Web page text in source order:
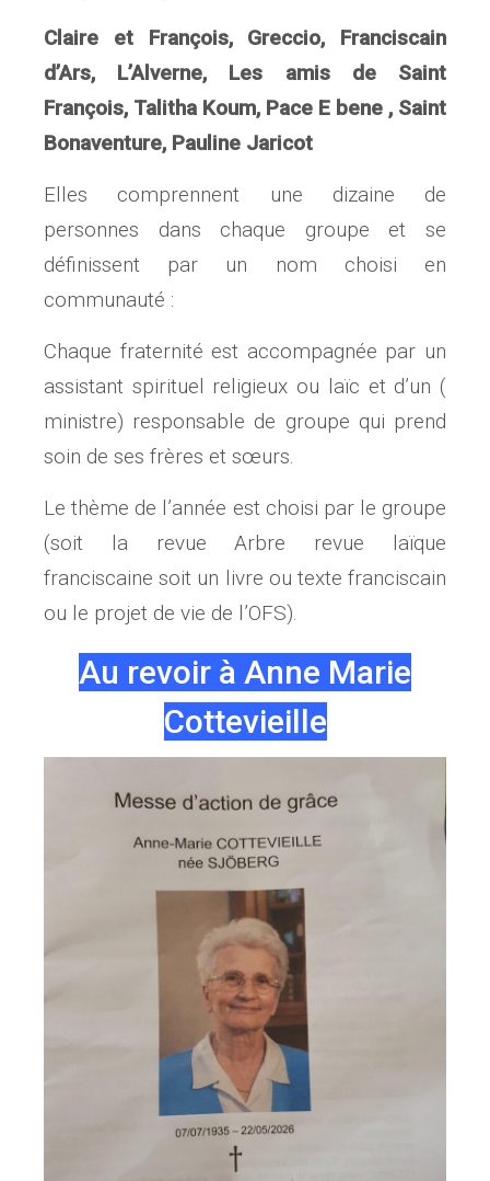
Claire et François, Greccio, Franciscain
d’Ars, L’Alverne, Les amis de Saint
François, Talitha Koum, Pace E bene , Saint
Bonaventure, Pauline Jaricot
Elles comprennent une dizaine de
personnes dans chaque groupe et se
définissent par un nom choisi en
communauté :
Chaque fraternité est accompagnée par un
assistant spirituel religieux ou laïc et d’un (
ministre) responsable de groupe qui prend
soin de ses frères et sœurs.
Le thème de l’année est choisi par le groupe
(soit la revue Arbre revue laïque
franciscaine soit un livre ou texte franciscain
ou le projet de vie de l’OFS).
Au revoir à Anne Marie
Cottevieille